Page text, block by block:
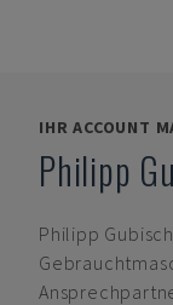
IHR ACCOUNT
Philipp
Philipp Gubisch